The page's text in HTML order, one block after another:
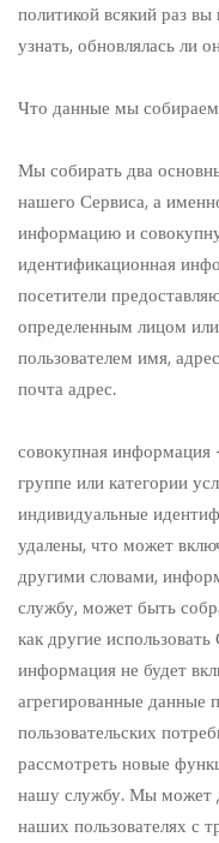
политикой всякий раз
узнать, обновлялась ли
Что данные мы
Мы собирать два
нашего Сервиса, а
информацию и
идентификационная
посетители
определенным лицом
пользователем имя,
почта адрес.
совокупная
группе или категории
индивидуальные
удалены, что может
другими словами,
службу, может быть
как другие
информация не будет
агрегированные данные
пользовательских
рассмотреть новые
нашу службу. Мы может
наших пользователях с